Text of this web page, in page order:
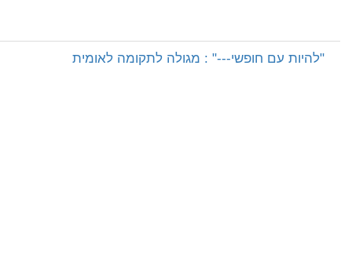
"להיות עם חופשי---" : מגולה לתקומה לאומית